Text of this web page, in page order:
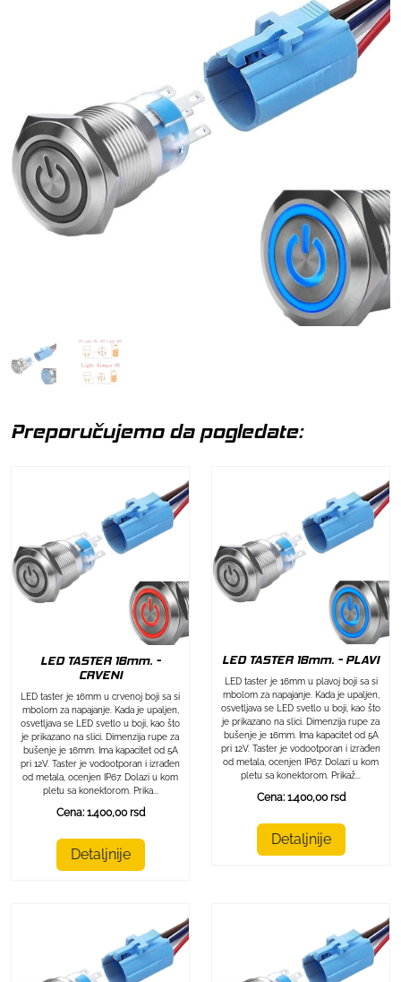
Preporučujemo da pogledate:
LED TASTER 16mm. -
CRVENI
LED taster je 16mm u crvenoj boji sa si
mbolom za napajanje. Kada je upaljen,
osvetljava se LED svetlo u boji, kao što
je prikazano na slici. Dimenzija rupe za
bušenje je 16mm. Ima kapacitet od 5A
pri 12V. Taster je vodootporan i izrađen
od metala, ocenjen IP67. Dolazi u kom
pletu sa konektorom. Prika...
Cena: 1.400,00 rsd
Detaljnije
LED TASTER 16mm. - PLAVI
LED taster je 16mm u plavoj boji sa si
mbolom za napajanje. Kada je upaljen,
osvetljava se LED svetlo u boji, kao što
je prikazano na slici. Dimenzija rupe za
bušenje je 16mm. Ima kapacitet od 5A
pri 12V. Taster je vodootporan i izrađen
od metala, ocenjen IP67. Dolazi u kom
pletu sa konektorom. Prikaž...
Cena: 1.400,00 rsd
Detaljnije